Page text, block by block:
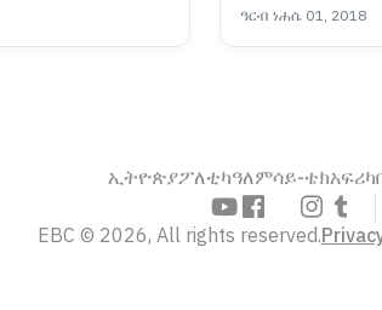
ዓርብ ነሐሴ 01, 2018
ኢትዮጵያፖለቲካዓለምሳይ-ቴክአፍሪካ
EBC © 2026, All rights reserved.